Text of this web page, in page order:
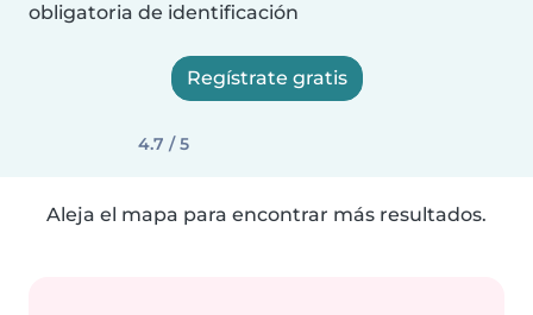
obligatoria de identificación
Regístrate gratis
4.7 / 5
Aleja el mapa para encontrar más resultados.